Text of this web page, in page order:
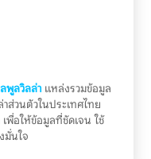
พูลวิลล่าแหล่งรวมข้อมูล
ส่วนตัวในประเทศไทย
เพื่อให้ข้อมูลที่ชัดเจน ใช้
มั่นใจ